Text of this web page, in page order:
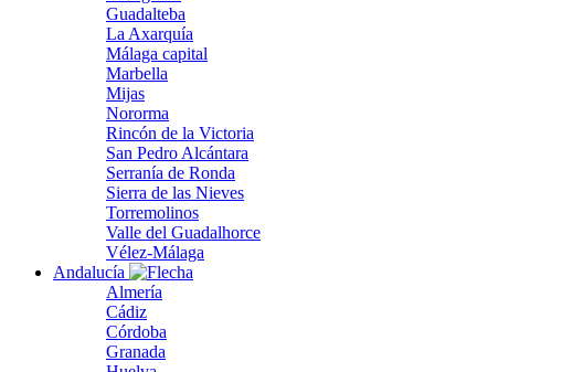
Guadalteba
La Axarquía
Málaga capital
Marbella
Mijas
Nororma
Rincón de la Victoria
San Pedro Alcántara
Serranía de Ronda
Sierra de las Nieves
Torremolinos
Valle del Guadalhorce
Vélez-Málaga
Andalucía
Almería
Cádiz
Córdoba
Granada